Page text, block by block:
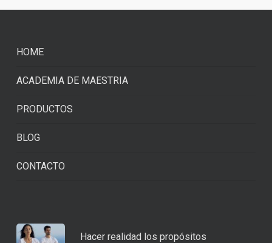
HOME
ACADEMIA DE MAESTRIA
PRODUCTOS
BLOG
CONTACTO
Hacer realidad los propósitos